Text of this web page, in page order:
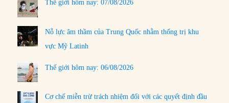
Thế giới hôm nay: 07/08/2026
Nỗ lực âm thầm của Trung Quốc nhằm thống trị khu
vực Mỹ Latinh
Thế giới hôm nay: 06/08/2026
Cơ chế miễn trừ trách nhiệm đối với các quyết định đầu